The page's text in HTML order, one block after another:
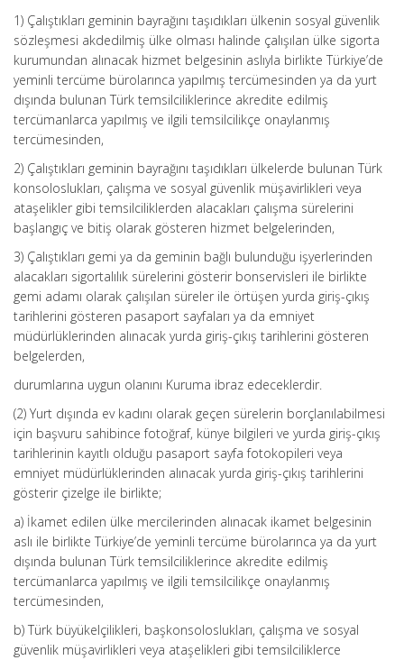
1) Çalıştıkları geminin bayrağını taşıdıkları ülkenin sosyal güvenlik
sözleşmesi akdedilmiş ülke olması halinde çalışılan ülke sigorta
kurumundan alınacak hizmet belgesinin aslıyla birlikte Türkiye’de
yeminli tercüme bürolarınca yapılmış tercümesinden ya da yurt
dışında bulunan Türk temsilciliklerince akredite edilmiş
tercümanlarca yapılmış ve ilgili temsilcilikçe onaylanmış
tercümesinden,
2) Çalıştıkları geminin bayrağını taşıdıkları ülkelerde bulunan Türk
konsoloslukları, çalışma ve sosyal güvenlik müşavirlikleri veya
ataşelikler gibi temsilciliklerden alacakları çalışma sürelerini
başlangıç ve bitiş olarak gösteren hizmet belgelerinden,
3) Çalıştıkları gemi ya da geminin bağlı bulunduğu işyerlerinden
alacakları sigortalılık sürelerini gösterir bonservisleri ile birlikte
gemi adamı olarak çalışılan süreler ile örtüşen yurda giriş-çıkış
tarihlerini gösteren pasaport sayfaları ya da emniyet
müdürlüklerinden alınacak yurda giriş-çıkış tarihlerini gösteren
belgelerden,
durumlarına uygun olanını Kuruma ibraz edeceklerdir.
(2) Yurt dışında ev kadını olarak geçen sürelerin borçlanılabilmesi
için başvuru sahibince fotoğraf, künye bilgileri ve yurda giriş-çıkış
tarihlerinin kayıtlı olduğu pasaport sayfa fotokopileri veya
emniyet müdürlüklerinden alınacak yurda giriş-çıkış tarihlerini
gösterir çizelge ile birlikte;
a) İkamet edilen ülke mercilerinden alınacak ikamet belgesinin
aslı ile birlikte Türkiye’de yeminli tercüme bürolarınca ya da yurt
dışında bulunan Türk temsilciliklerince akredite edilmiş
tercümanlarca yapılmış ve ilgili temsilcilikçe onaylanmış
tercümesinden,
b) Türk büyükelçilikleri, başkonsoloslukları, çalışma ve sosyal
güvenlik müşavirlikleri veya ataşelikleri gibi temsilciliklerce